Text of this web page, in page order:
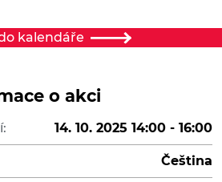
kalendáře
o akci
14. 10. 2025 14:00 - 16:00
Čeština